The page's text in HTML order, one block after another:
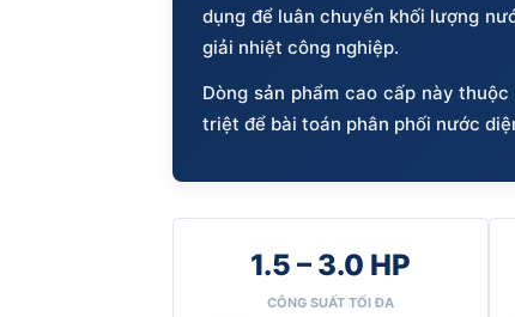
dụng để luân chuyển khối lượng
giải nhiệt công nghiệp.
Dòng sản phẩm cao cấp này thuộc
triệt để bài toán phân phối nước
1.5 – 3.0 HP
CÔNG SUẤT TỐI ĐA